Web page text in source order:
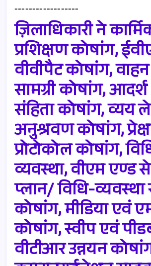
==================
ज़िलाधिकारी ने
प्रशिक्षण कोषांग,
वीवीपैट कोषांग,
सामग्री कोषांग,
संहिता कोषांग, व्यय
अनुश्रवण कोषांग,
प्रोटोकोल कोषांग,
व्यवस्था, वीएम एण्ड
प्लान/ विधि-
कोषांग, मीडिया एवं
कोषांग, स्वीप एवं
वीटीआर उन्नयन